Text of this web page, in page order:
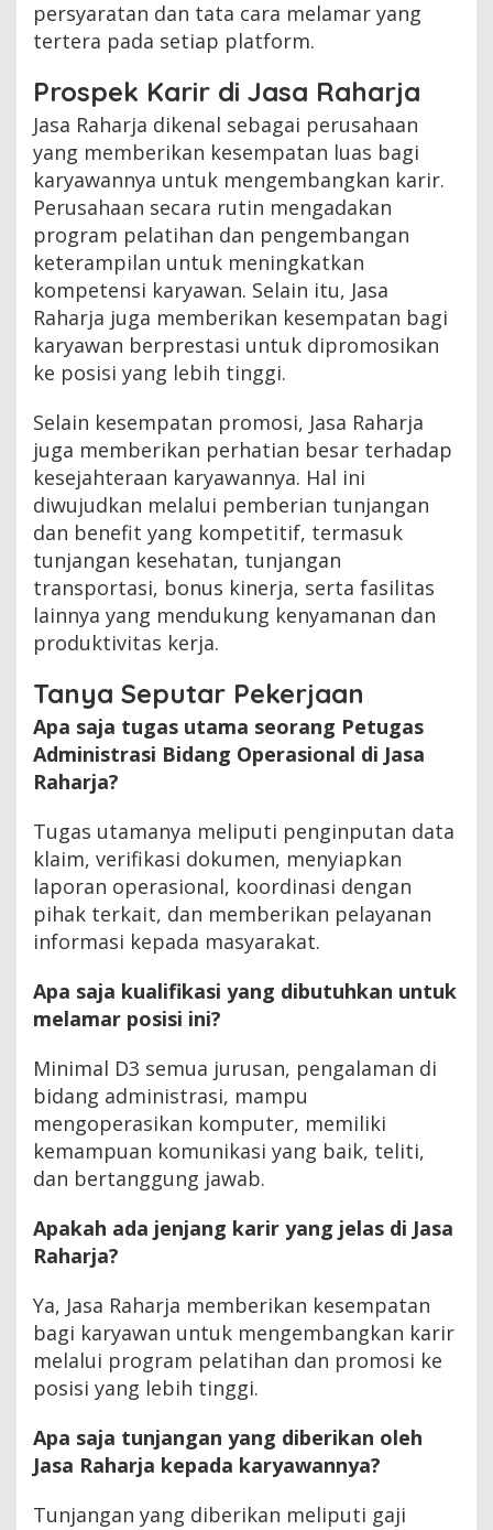
persyaratan dan tata cara melamar yang
tertera pada setiap platform.
Prospek Karir di Jasa Raharja
Jasa Raharja dikenal sebagai perusahaan
yang memberikan kesempatan luas bagi
karyawannya untuk mengembangkan karir.
Perusahaan secara rutin mengadakan
program pelatihan dan pengembangan
keterampilan untuk meningkatkan
kompetensi karyawan. Selain itu, Jasa
Raharja juga memberikan kesempatan bagi
karyawan berprestasi untuk dipromosikan
ke posisi yang lebih tinggi.
Selain kesempatan promosi, Jasa Raharja
juga memberikan perhatian besar terhadap
kesejahteraan karyawannya. Hal ini
diwujudkan melalui pemberian tunjangan
dan benefit yang kompetitif, termasuk
tunjangan kesehatan, tunjangan
transportasi, bonus kinerja, serta fasilitas
lainnya yang mendukung kenyamanan dan
produktivitas kerja.
Tanya Seputar Pekerjaan
Apa saja tugas utama seorang Petugas
Administrasi Bidang Operasional di Jasa
Raharja?
Tugas utamanya meliputi penginputan data
klaim, verifikasi dokumen, menyiapkan
laporan operasional, koordinasi dengan
pihak terkait, dan memberikan pelayanan
informasi kepada masyarakat.
Apa saja kualifikasi yang dibutuhkan untuk
melamar posisi ini?
Minimal D3 semua jurusan, pengalaman di
bidang administrasi, mampu
mengoperasikan komputer, memiliki
kemampuan komunikasi yang baik, teliti,
dan bertanggung jawab.
Apakah ada jenjang karir yang jelas di Jasa
Raharja?
Ya, Jasa Raharja memberikan kesempatan
bagi karyawan untuk mengembangkan karir
melalui program pelatihan dan promosi ke
posisi yang lebih tinggi.
Apa saja tunjangan yang diberikan oleh
Jasa Raharja kepada karyawannya?
Tunjangan yang diberikan meliputi gaji